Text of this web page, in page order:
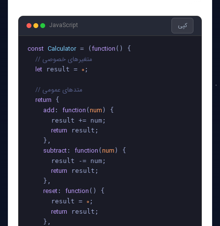
JavaScript کپی
const Calculator = ( function ( ) {
// متغیرهای خصوصی
let result = 0 ;
// متدهای عمومی
return {
add : function ( num ) {
      result += num;
return result;
    },
subtract : function ( num ) {
      result -= num;
return result;
    },
reset : function ( ) {
      result =
0 ;
return result;
    },